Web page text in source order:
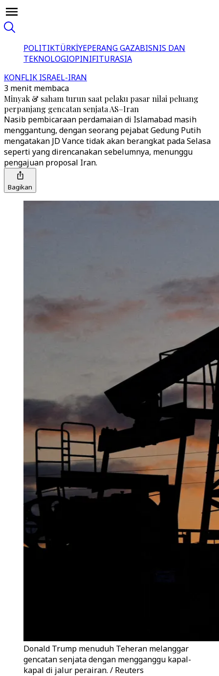
POLITIKTÜRKİYEPERANG GAZABISNIS DAN
TEKNOLOGIOPINIFITURASIA
KONFLIK ISRAEL-IRAN
3 menit membaca
Minyak & saham turun saat pelaku pasar nilai peluang
perpanjang gencatan senjata AS–Iran
Nasib pembicaraan perdamaian di Islamabad masih
menggantung, dengan seorang pejabat Gedung Putih
mengatakan JD Vance tidak akan berangkat pada Selasa
seperti yang direncanakan sebelumnya, menunggu
pengajuan proposal Iran.
Bagikan
Donald Trump menuduh Teheran melanggar
gencatan senjata dengan mengganggu kapal-
kapal di jalur perairan. / Reuters